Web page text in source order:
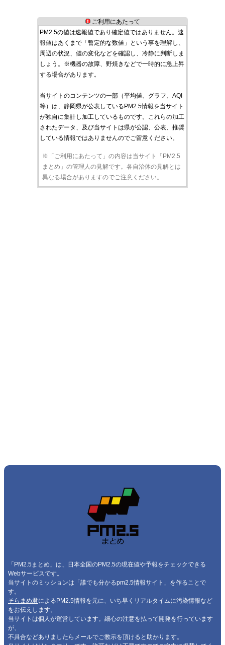
ご利用にあたって
PM2.5の値は速報値であり確定値ではありません。速
報値はあくまで「暫定的な数値」という事を理解し、
周辺の状況、値の変化などを確認し、冷静に判断しま
しょう。※機器の故障、野焼きなどで一時的に急上昇
する場合があります。
当サイトのコンテンツの一部（平均値、グラフ、AQI
等）は、静岡県が公表しているPM2.5情報を当サイト
が独自に集計し加工しているものです。これらの加工
されたデータ、及び当サイトは県が公認、公表、推奨
している情報ではありませんのでご留意ください。
※「ご利用にあたって」の内容は当サイト「PM2.5
まとめ」の管理人の見解です。各自治体の見解とは
異なる場合がありますのでご注意ください。
「PM2.5まとめ」は、日本全国のPM2.5の現在値や予報をチェックできる
Webサービスです。
当サイトのミッションは「誰でも分かるpm2.5情報サイト」を作ることで
す。
そらまめ君によるPM2.5情報を元に、いち早くリアルタイムに汚染情報など
をお伝えします。
当サイトは個人が運営しています。細心の注意を払って開発を行っています
が、
不具合などありましたらメールでご教示を頂けると助かります。